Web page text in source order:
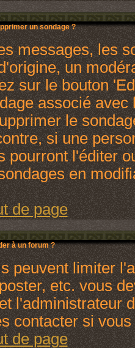
un sondage ?
messages, les
un
sur le bouton
associé
le
si une
pourront l'éditer
en
de page
à un forum ?
peuvent limiter
etc. vous
l'administrateur
contacter si
de page